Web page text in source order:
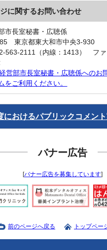
に関するお問い合わせ
市長室秘書・広聴係
東京都東大和市中央3-930
563-2111（内線：1413） フ
営部市長室秘書・広聴係へのお
をご利用ください。
におけるパブリックコメン
バナー広告
[バナー広告を募集しています]
前のページへ戻る トップペー